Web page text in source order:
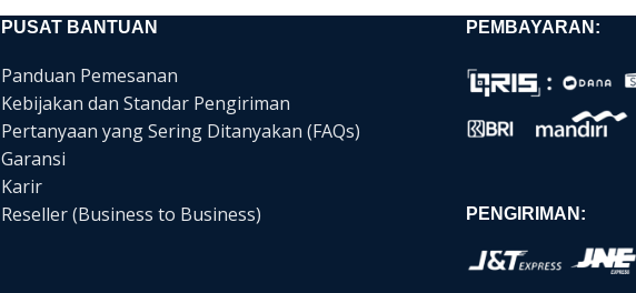
PUSAT BANTUAN
Panduan Pemesanan
Kebijakan dan Standar Pengiriman
Pertanyaan yang Sering Ditanyakan (FAQs)
Garansi
Karir
Reseller (Business to Business)
PEMBAYARAN:
PENGIRIMAN: